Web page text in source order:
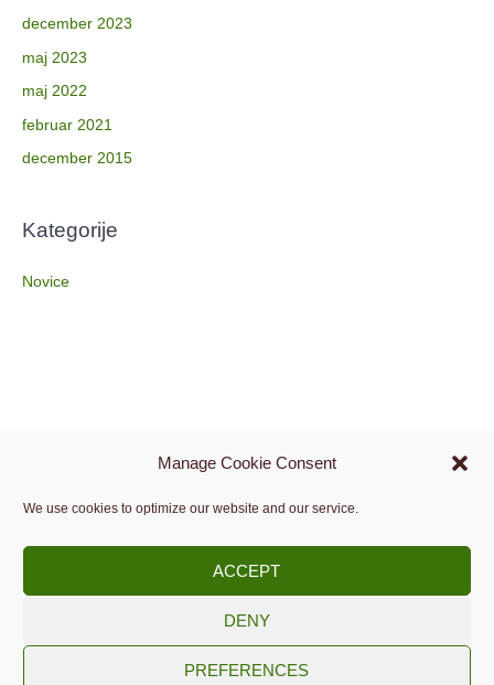
Manage Cookie Consent
We use cookies to optimize our website and our service.
ACCEPT
DENY
PREFERENCES
december 2023
maj 2023
maj 2022
februar 2021
december 2015
Kategorije
Novice
© 2009 -2026.
Slovensko društvo za medicinsko informatiko.